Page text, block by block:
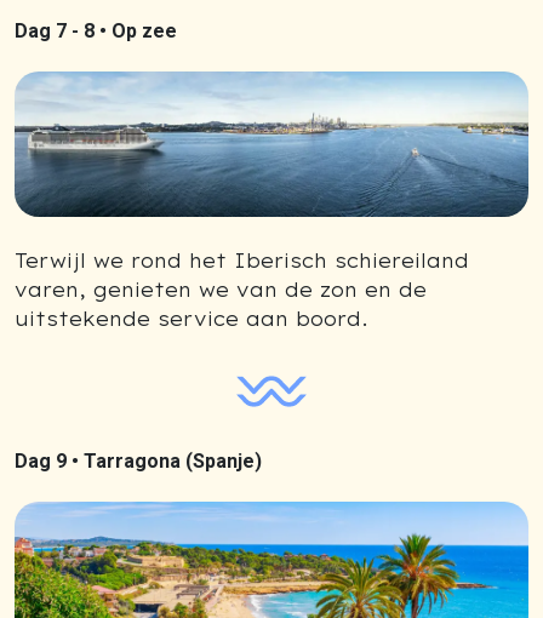
Dag 7 - 8 • Op zee
Terwijl we rond het Iberisch schiereiland
varen, genieten we van de zon en de
uitstekende service aan boord.
Dag 9 • Tarragona (Spanje)